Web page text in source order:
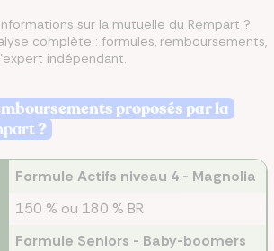
sur la mutuelle du Rempart ?
complète : formules, remboursements,
indépendant.
proposés par la
?
Formule Actifs niveau 4 - Magnolia
150 % ou 180 % BR
Formule Seniors - Baby-boomers